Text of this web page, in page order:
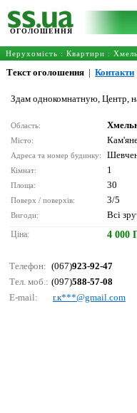
ОГОЛОШЕННЯ
Нерухомість : Квартири :
Текст оголошення | Контакти
Здам однокомнатную, Центр,
Область:
Місто:
Адреса та номер будинку:
Кімнат: 1
Площа: 30
Поверх / поверхів: 3/5
Вигоди: Всі
Ціна: 4 000
Телефон: (067)923-92-47
Тел. моб.: (097)588-57-08
E-mail:
r.к***@gmаil.соm